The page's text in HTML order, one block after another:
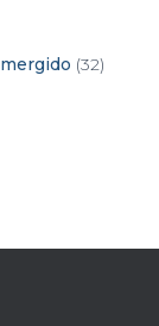
(32)